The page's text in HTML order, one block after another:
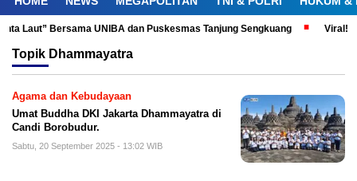
Laut” Bersama UNIBA dan Puskesmas Tanjung Sengkuang Viral!
Topik Dhammayatra
Agama dan Kebudayaan
Umat Buddha DKI Jakarta Dhammayatra di
Candi Borobudur.
Sabtu, 20 September 2025 - 13:02 WIB